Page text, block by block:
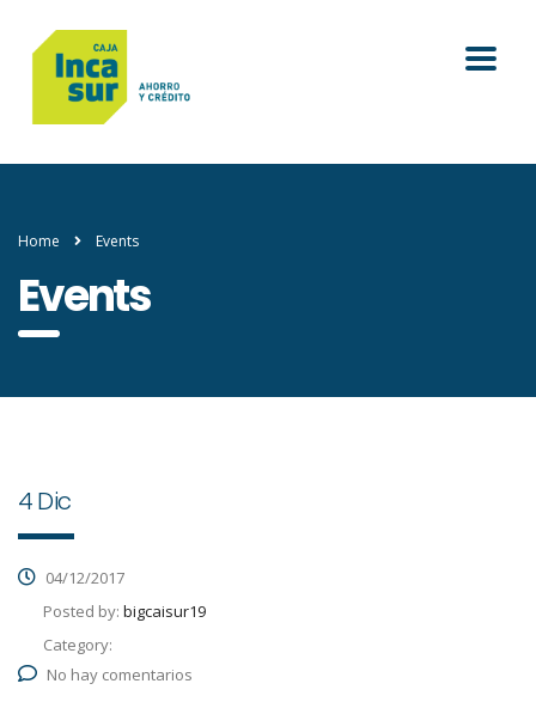
Home Events
Events
4 Dic
04/12/2017
Posted by: bigcaisur19
Category:
No hay comentarios